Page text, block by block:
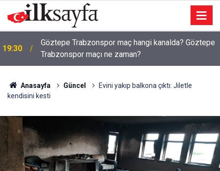
19:30
Göztepe Trabzonspor maç hangi kanalda? Göztepe
Trabzonspor maçı ne zaman?
Anasayfa Güncel
Evini yakıp balkona çıktı: Jiletle
kendisini kesti